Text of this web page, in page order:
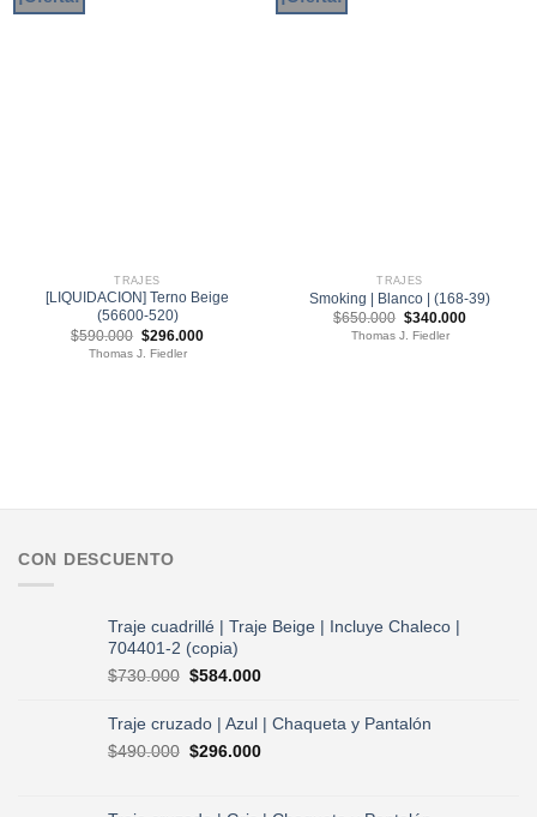
TRAJES
[LIQUIDACION] Terno Beige
(56600-520)
$590.000 El
precio
original
$296.000El
Thomas J. Fiedler
TRAJES
Smoking | Blanco | (168-39)
$650.000 El
precio
original
$340.000El
Thomas J. Fiedler
CON DESCUENTO
Traje cuadrillé | Traje Beige | Incluye Chaleco |
704401-2 (copia)
$730.000 El
original
era:
$730.000.
$584.000El
actual
es:
Traje cruzado | Azul | Chaqueta y Pantalón
$490.000 El
$296.000El